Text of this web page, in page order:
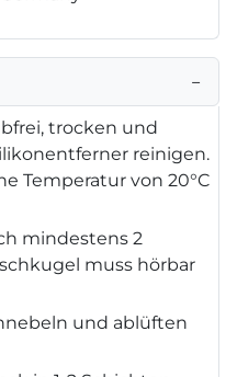
−
trocken und
reinigen.
Temperatur von 20°C
mindestens 2
muss hörbar
und ablüften